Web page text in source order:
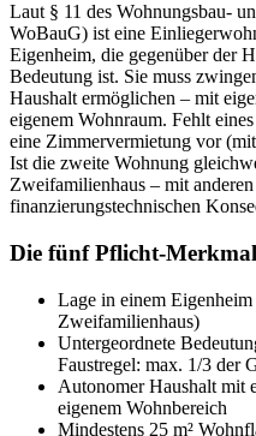
Laut § 11 des Wohnungsbau-
WoBauG) ist eine
Eigenheim, die gegenüber der
Bedeutung ist. Sie muss
Haushalt ermöglichen – mit
eigenem Wohnraum. Fehlt
eine Zimmervermietung vor
Ist die zweite Wohnung
Zweifamilienhaus – mit
finanzierungstechnischen
Die fünf Pflicht-
Lage in einem
Zweifamilienhaus)
Untergeordnete
Faustregel: max. 1/3 der
Autonomer Haushalt mit
eigenem Wohnbereich
Mindestens 25 m²